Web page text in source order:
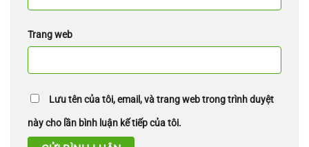
Trang web
Lưu tên của tôi, email, và trang web trong trình duyệt
này cho lần bình luận kế tiếp của tôi.